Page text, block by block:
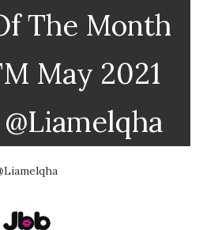
The Month
May 2021
Liamelqha